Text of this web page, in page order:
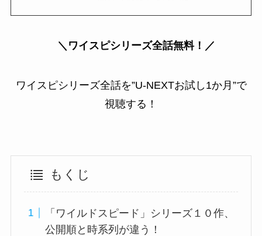
＼ワイスピシリーズ全話無料！／
ワイスピシリーズ全話を”U-NEXTお試し1か月”で
視聴する！
もくじ
「ワイルドスピード」シリーズ１０作、
公開順と時系列が違う！